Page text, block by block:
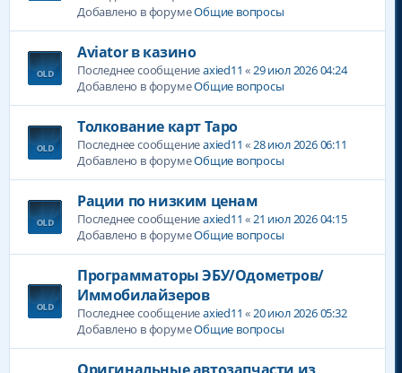
Добавлено в форумеОбщие вопросы
Aviator в казино
Последнее сообщениеaxied11 « 29 июл 2026 04:24
Добавлено в форумеОбщие вопросы
Толкование карт Таро
Последнее сообщениеaxied11 « 28 июл 2026 06:11
Добавлено в форумеОбщие вопросы
Рации по низким ценам
Последнее сообщениеaxied11 « 21 июл 2026 04:15
Добавлено в форумеОбщие вопросы
Программаторы ЭБУ/Одометров/
Иммобилайзеров
Последнее сообщениеaxied11 « 20 июл 2026 05:32
Добавлено в форумеОбщие вопросы
Оригинальные автозапчасти из